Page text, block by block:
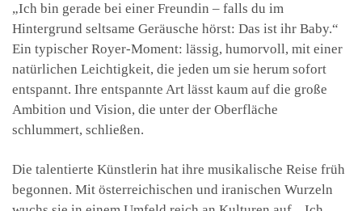
„Ich bin gerade bei einer Freundin – falls du im
Hintergrund seltsame Geräusche hörst: Das ist ihr Baby.“
Ein typischer Royer-Moment: lässig, humorvoll, mit einer
natürlichen Leichtigkeit, die jeden um sie herum sofort
entspannt. Ihre entspannte Art lässt kaum auf die große
Ambition und Vision, die unter der Oberfläche
schlummert, schließen.
Die talentierte Künstlerin hat ihre musikalische Reise früh
begonnen. Mit österreichischen und iranischen Wurzeln